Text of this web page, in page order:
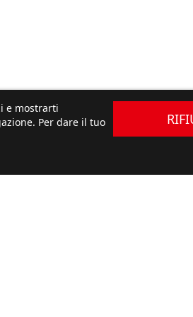
e mostrarti
Per dare il tuo